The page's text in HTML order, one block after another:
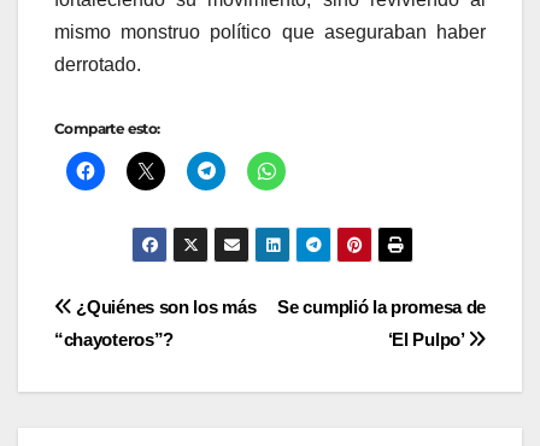
mismo monstruo político que aseguraban haber
derrotado.
Comparte esto:
Navegación
de
Se cumplió la promesa de
‘El Pulpo’
¿Quiénes son los más
“chayoteros”?